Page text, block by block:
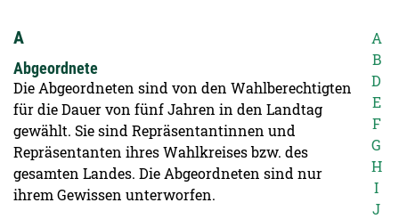
A
B
D
E
F
G
H
I
J
A
Abgeordnete
Die Abgeordneten sind von den Wahlberechtigten
für die Dauer von fünf Jahren in den Landtag
gewählt. Sie sind Repräsentantinnen und
Repräsentanten ihres Wahlkreises bzw. des
gesamten Landes. Die Abgeordneten sind nur
ihrem Gewissen unterworfen.